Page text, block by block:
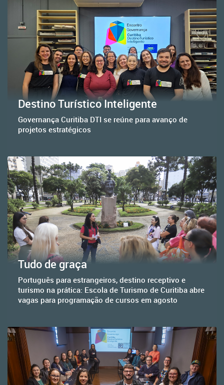
Destino Turístico Inteligente
Governança Curitiba DTI se reúne para avanço de
projetos estratégicos
Tudo de graça
Português para estrangeiros, destino receptivo e
turismo na prática: Escola de Turismo de Curitiba abre
vagas para programação de cursos em agosto